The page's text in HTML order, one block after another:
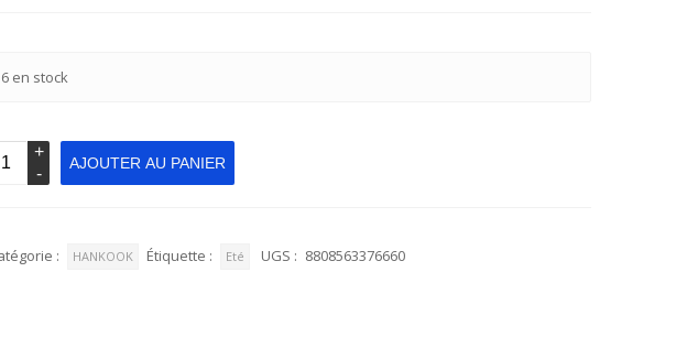
en stock
AJOUTER AU PANIER
: HANKOOK Étiquette : Eté UGS : 8808563376660